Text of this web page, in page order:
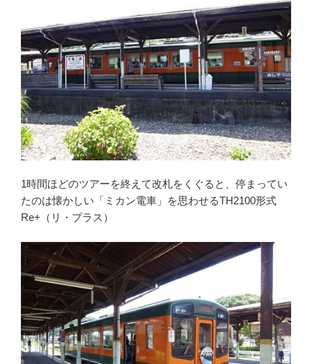
1時間ほどのツアーを終えて改札をくぐると、停まってい
たのは懐かしい「ミカン電車」を思わせるTH2100形式
Re+（リ・プラス）